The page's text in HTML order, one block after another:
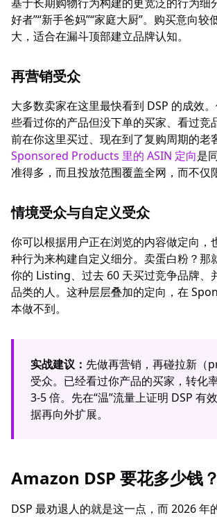
好者”“新手爸妈”“家庭大厨”。购买意向较
大，适合在漏斗顶部建立品牌认知。
再营销受众
大多数卖家在这里最快看到 DSP 的成效
些看过你的产品但没下单的买家、看过竞
前在你这里买过、现在到了复购周期的老
Sponsored Products 里的 ASIN 定向是
准得多，而且投放范围覆盖全网，而不仅
情境受众与自定义受众
你可以根据用户正在浏览的内容做定向，
种行为来构建自定义细分。卖蛋白粉？那
你的 Listing、过去 60 天买过竞争品牌、
品类的人。这种层层叠加的定向，在
本做不到。
实战建议： 先做再营销，再碰拉新（
受众。已经看过你产品的买家，转化
3-5 倍。先在“温”流量上证明 DSP 有
据再向外扩展。
Amazon DSP 要花多少钱？
DSP 最劝退人的就是这一点，而 2026 年